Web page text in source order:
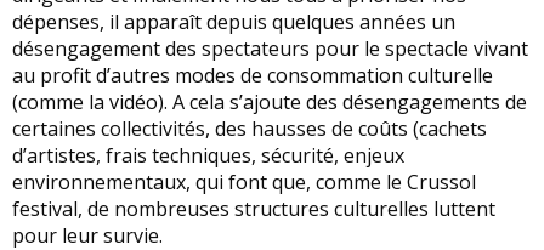
dépenses, il apparaît depuis quelques années un
désengagement des spectateurs pour le spectacle vivant
au profit d’autres modes de consommation culturelle
(comme la vidéo). A cela s’ajoute des désengagements de
certaines collectivités, des hausses de coûts (cachets
d’artistes, frais techniques, sécurité, enjeux
environnementaux, qui font que, comme le Crussol
festival, de nombreuses structures culturelles luttent
pour leur survie.